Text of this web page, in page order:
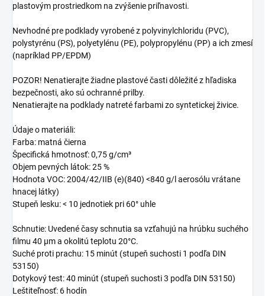
plastovým prostriedkom na zvýšenie priľnavosti.
Nevhodné pre podklady vyrobené z polyvinylchloridu (PVC),
polystyrénu (PS), polyetylénu (PE), polypropylénu (PP) a ich zmesí
(napríklad PP/EPDM)
POZOR! Nenatierajte žiadne plastové časti dôležité z hľadiska
bezpečnosti, ako sú ochranné prilby.
Nenatierajte na podklady natreté farbami zo syntetickej živice.
Údaje o materiáli:
Farba: matná čierna
Špecifická hmotnosť: 0,75 g/cm³
Objem pevných látok: 25 %
Hodnota VOC: 2004/42/IIB (e)(840) <840 g/l aerosólu vrátane
hnacej látky)
Stupeň lesku: < 10 jednotiek pri 60° uhle
Schnutie: Uvedené časy schnutia sa vzťahujú na hrúbku suchého
filmu 40 µm a okolitú teplotu 20°C.
Suché proti prachu: 15 minút (stupeň suchosti 1 podľa DIN
53150)
Dotykový test: 40 minút (stupeň suchosti 3 podľa DIN 53150)
Leštiteľnosť: 6 hodín